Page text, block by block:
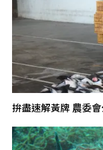
拚盡速解黃牌 農委